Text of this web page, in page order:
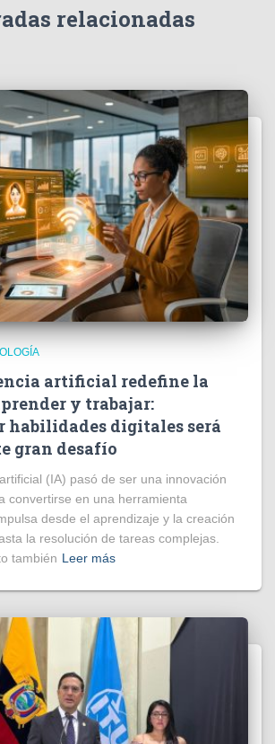
relacionadas
artificial redefine la
y trabajar:
habilidades digitales será
gran desafío
(IA) pasó de ser una innovación
convertirse en una herramienta
desde el aprendizaje y la creación
la resolución de tareas complejas.
también Leer más